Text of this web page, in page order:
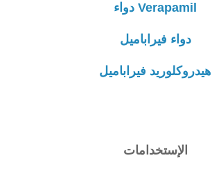
Verapamil دواء
دواء فيراباميل
هيدروكلوريد فيراباميل
الإستخدامات